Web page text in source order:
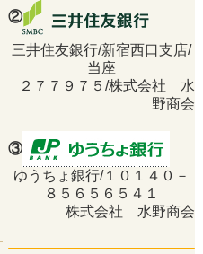
②
三井住友銀行/新宿西口支店/
当座
２７７９７５/株式会社 水
野商会
③
ゆうちょ銀行/１０１４０－
８５６５６５４１
株式会社 水野商会